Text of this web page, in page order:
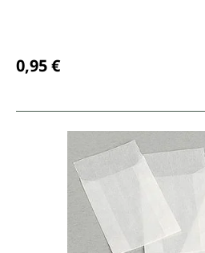
0,95 €